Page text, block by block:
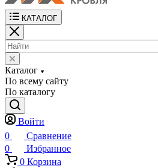
КАТАЛОГ
Каталог
По всему сайту
По каталогу
Войти
0
Сравнение
0
Избранное
0 Корзина